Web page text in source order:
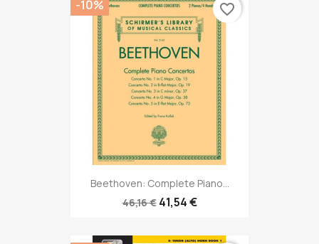
Beethoven: Complete Piano...
46,16 € 41,54 €
-10% favorite_border